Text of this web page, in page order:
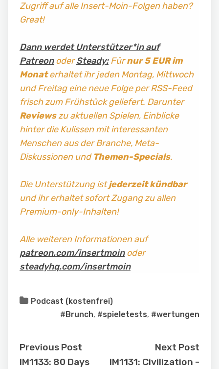
Zugriff auf alle Insert-Moin-Folgen haben?
Great!
Dann werdet Unterstützer*in auf
PatreonoderSteady:Fürnur 5 EUR im
Monaterhaltet ihr jeden Montag, Mittwoch
und Freitag eine neue Folge per RSS-Feed
frisch zum Frühstück geliefert. Darunter
Reviewszu aktuellen Spielen, Einblicke
hinter die Kulissen mit interessanten
Menschen aus der Branche, Meta-
Diskussionen und Themen-Specials.
Die Unterstützung istjederzeit kündbar
und ihr erhaltet sofort Zugang zu allen
Premium-only-Inhalten!
Alle weiteren Informationen auf
patreon.com/insertmoinoder
steadyhq.com/insertmoin
Podcast (kostenfrei)
#Brunch, #spieletests, #wertungen
Previous Post
IM1133: 80 Days
Next Post
IM1131: Civilization -